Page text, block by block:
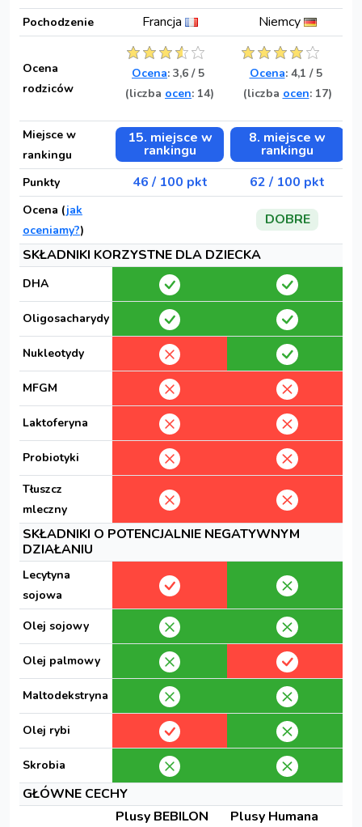
Pochodzenie Francja Niemcy
Ocena
rodziców
Ocena: 3,6 / 5
(liczba ocen: 14)
Ocena: 4,1 / 5
(liczba ocen: 17)
Miejsce w
rankingu
15. miejsce w
rankingu
8. miejsce w
rankingu
Punkty 46 / 100 pkt 62 / 100 pkt
Ocena (jak
oceniamy?)
DOBRE
SKŁADNIKI KORZYSTNE DLA DZIECKA
DHA
Oligosacharydy
Nukleotydy
MFGM
Laktoferyna
Probiotyki
Tłuszcz
mleczny
SKŁADNIKI O POTENCJALNIE NEGATYWNYM
DZIAŁANIU
Lecytyna
sojowa
Olej sojowy
Olej palmowy
Maltodekstryna
Olej rybi
Skrobia
GŁÓWNE CECHY
Plusy BEBILON
Plusy Humana